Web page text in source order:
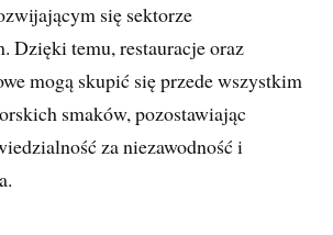
się sektorze
Dzięki temu, restauracje oraz
mogą skupić się przede wszystkim
smaków, pozostawiając
za niezawodność i